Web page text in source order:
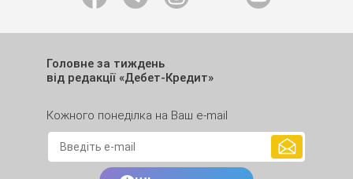
Головне за тиждень
від редакції «Дебет-Кредит»
Кожного понеділка на Ваш e-mail